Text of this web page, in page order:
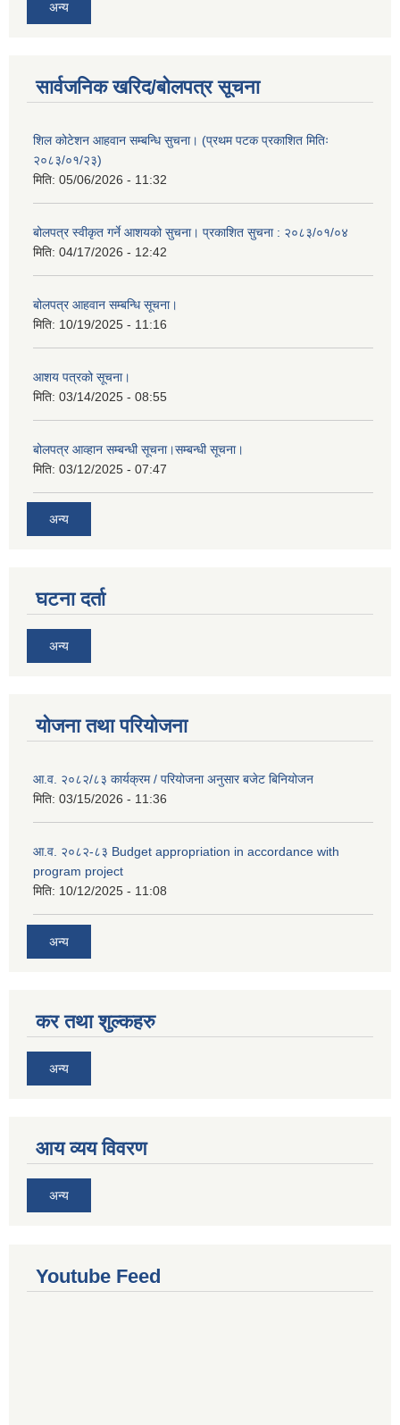
अन्य
सार्वजनिक खरिद/बोलपत्र सूचना
शिल कोटेशन आहवान सम्बन्धि सुचना। (प्रथम पटक प्रकाशित मितिः
२०८३/०१/२३)
मिति: 05/06/2026 - 11:32
बोलपत्र स्वीकृत गर्ने आशयको सुचना। प्रकाशित सुचना : २०८३/०१/०४
मिति: 04/17/2026 - 12:42
बोलपत्र आहवान सम्बन्धि सूचना।
मिति: 10/19/2025 - 11:16
आशय पत्रको सूचना।
मिति: 03/14/2025 - 08:55
बोलपत्र आव्हान सम्बन्धी सूचना।सम्बन्धी सूचना।
मिति: 03/12/2025 - 07:47
अन्य
घटना दर्ता
अन्य
योजना तथा परियोजना
आ.व. २०८२/८३ कार्यक्रम / परियोजना अनुसार बजेट बिनियोजन
मिति: 03/15/2026 - 11:36
आ.व. २०८२-८३ Budget appropriation in accordance with
program project
मिति: 10/12/2025 - 11:08
अन्य
कर तथा शुल्कहरु
अन्य
आय व्यय विवरण
अन्य
Youtube Feed